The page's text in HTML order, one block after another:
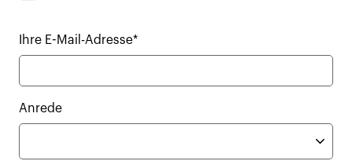
Ihre E-Mail-Adresse*
Anrede